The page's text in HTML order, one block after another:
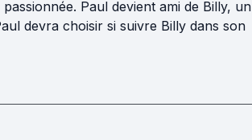
Paul devient ami de Billy, un
devra choisir si suivre Billy dans son